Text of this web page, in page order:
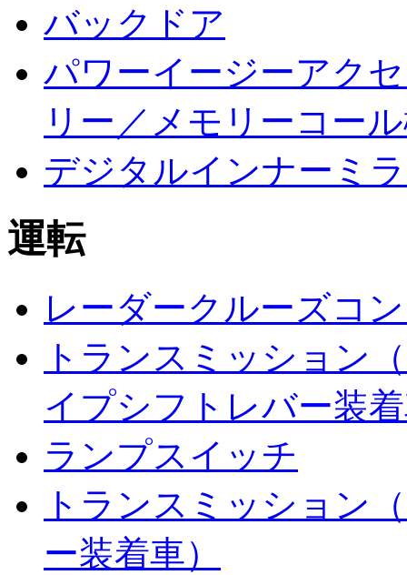
バックドア
パワーイージーアク
リー／メモリーコー
デジタルインナーミ
運転
レーダークルーズコ
トランスミッション
イプシフトレバー装
ランプスイッチ
トランスミッション
ー装着車）